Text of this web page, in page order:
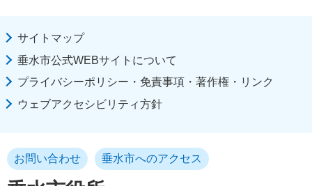
サイトマップ
垂水市公式WEBサイトについて
プライバシーポリシー・免責事項・著作権・リンク
ウェブアクセシビリティ方針
お問い合わせ 垂水市へのアクセス